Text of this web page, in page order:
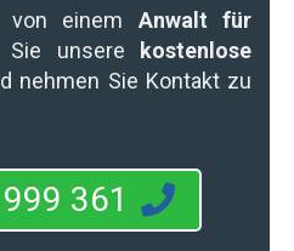
von einem Anwalt für
Sie unsere kostenlose
nehmen Sie Kontakt zu
361